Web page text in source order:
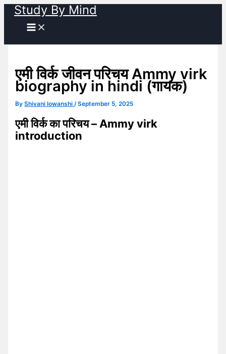
Skip
content
Study By Mind
एमी विर्क जीवन परिचय Ammy virk
biography in hindi (गायक)
ByShivani lowanshi/September 5, 2025
एमी विर्क का परिचय – Ammy virk
introduction